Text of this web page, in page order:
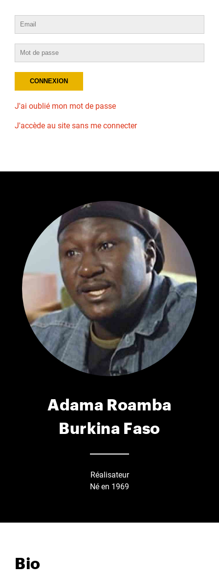
J'ai oublié mon mot de passe
J'accède au site sans me connecter
Adama Roamba
Burkina Faso
Réalisateur
Né en 1969
Bio